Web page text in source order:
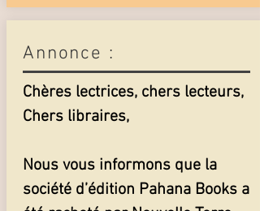
Annonce :
Chères lectrices, chers lecteurs,
Chers libraires,
Nous vous informons que la
société d’édition Pahana Books a